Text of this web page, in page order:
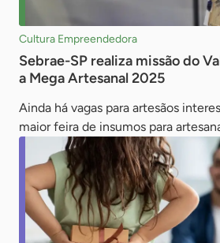
Cultura Empreendedora
Sebrae-SP realiza missão do
a Mega Artesanal 2025
Ainda há vagas para artesãos
maior feira de insumos para